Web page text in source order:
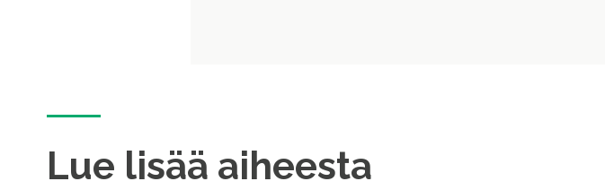
Lue lisää aiheesta